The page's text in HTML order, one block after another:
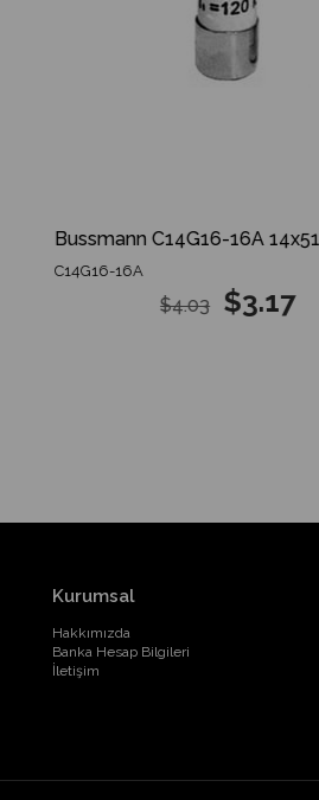
C14G16-16A
$3.17
$4.03
Kurumsal
Hakkımızda
Banka Hesap Bilgileri
İletişim